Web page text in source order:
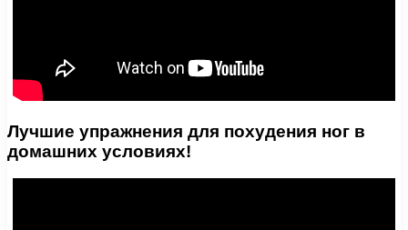
Лучшие упражнения для похудения ног в
домашних условиях!